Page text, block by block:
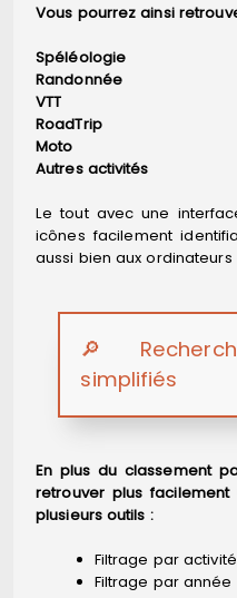
Vous pourrez ainsi
Spéléologie
Randonnée
VTT
RoadTrip
Moto
Autres activités
Le tout avec une
icônes facilement
aussi bien aux
🔎
simplifiés
En plus du classement
retrouver plus
plusieurs outils :
Filtrage par activité
Filtrage par année